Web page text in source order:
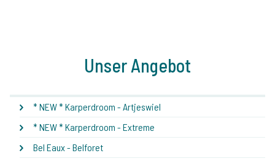
Unser Angebot
* NEW * Karperdroom - Artjeswiel
* NEW * Karperdroom - Extreme
Bel Eaux - Belforet